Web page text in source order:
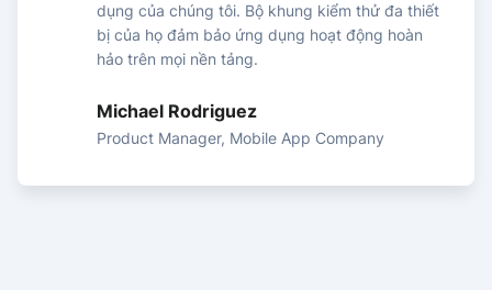
dụng của chúng tôi. Bộ khung kiểm thử đa thiết
bị của họ đảm bảo ứng dụng hoạt động hoàn
hảo trên mọi nền tảng.
Michael Rodriguez
Product Manager, Mobile App Company